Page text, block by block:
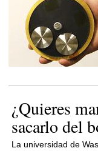
¿Quieres
sacarlo del
La universidad de